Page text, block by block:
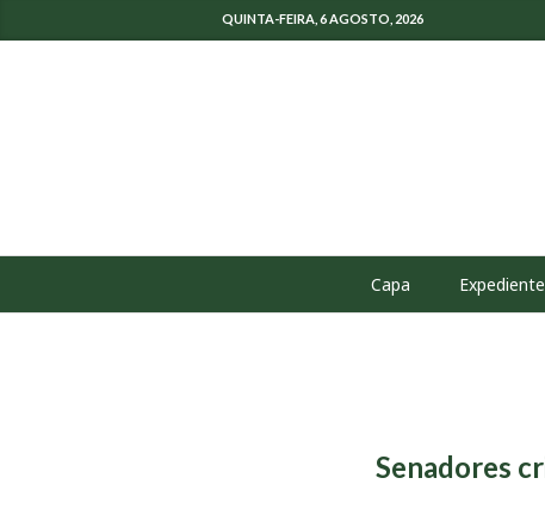
QUINTA-FEIRA, 6 AGOSTO, 2026
Capa Expediente
Senadores